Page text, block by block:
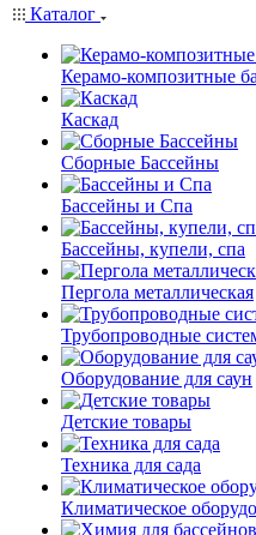
Каталог
Керамо-композитные
Каскад
Сборные Бассейны
Бассейны и Спа
Бассейны, купели, спа
Пергола металлическая
Трубопроводные
Оборудование для саун
Детские товары
Техника для сада
Климатическое